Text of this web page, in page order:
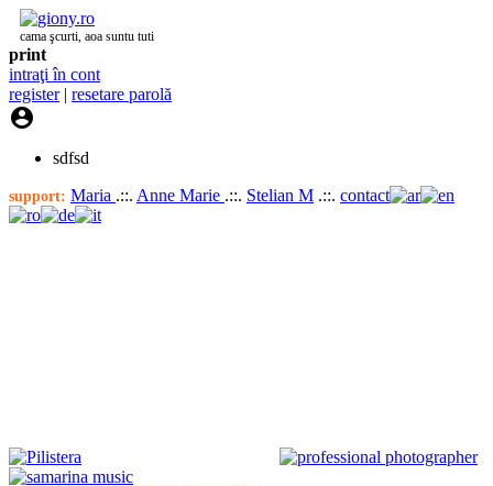
cama şcurti, aoa suntu tuti
print
intraţi în cont
register| resetare parolă

sdfsd
support: Maria .::. Anne Marie .::. Stelian M .::. contact